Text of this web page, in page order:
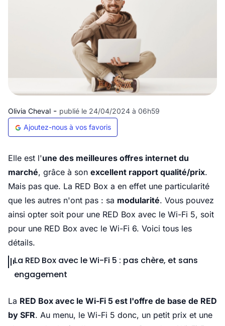
Olivia Cheval - publié le 24/04/2024 à 06h59
Ajoutez-nous à vos favoris
Elle est l'une des meilleures offres internet du
marché, grâce à son excellent rapport qualité/prix.
Mais pas que. La RED Box a en effet une particularité
que les autres n'ont pas : sa modularité. Vous pouvez
ainsi opter soit pour une RED Box avec le Wi-Fi 5, soit
pour une RED Box avec le Wi-Fi 6. Voici tous les
détails.
La RED Box avec le Wi-Fi 5 : pas chère, et sans
engagement
La RED Box avec le Wi-Fi 5 est l'offre de base de RED
by SFR. Au menu, le Wi-Fi 5 donc, un petit prix et une